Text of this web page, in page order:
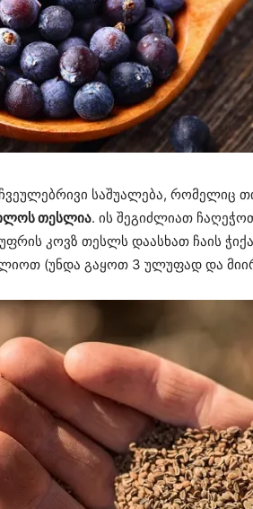
საშუალება, რომელიც
თესლია. ის შეგიძლიათ
კოვზ თესლს დაასხათ ჩაის
(უნდა გაყოთ 3 ულუფად და